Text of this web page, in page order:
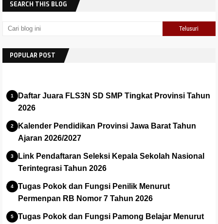
SEARCH THIS BLOG
POPULAR POST
Daftar Juara FLS3N SD SMP Tingkat Provinsi Tahun
2026
Kalender Pendidikan Provinsi Jawa Barat Tahun
Ajaran 2026/2027
Link Pendaftaran Seleksi Kepala Sekolah Nasional
Terintegrasi Tahun 2026
Tugas Pokok dan Fungsi Penilik Menurut
Permenpan RB Nomor 7 Tahun 2026
Tugas Pokok dan Fungsi Pamong Belajar Menurut